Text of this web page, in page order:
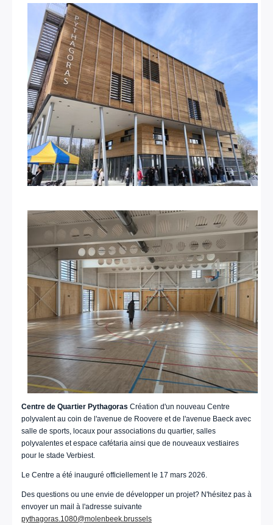
Centre de Quartier Pythagoras Création d'un nouveau Centre
polyvalent au coin de l'avenue de Roovere et de l'avenue Baeck avec
salle de sports, locaux pour associations du quartier, salles
polyvalentes et espace cafétaria ainsi que de nouveaux vestiaires
pour le stade Verbiest.
Le Centre a été inauguré officiellement le 17 mars 2026.
Des questions ou une envie de développer un projet? N'hésitez pas à
envoyer un mail à l'adresse suivante
pythagoras.1080@molenbeek.brussels